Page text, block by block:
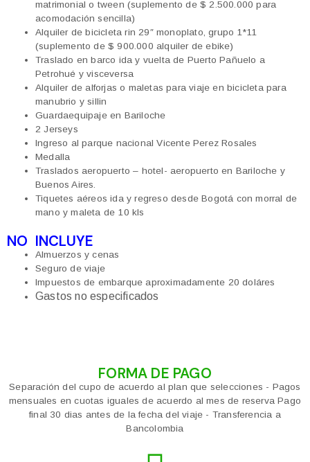
matrimonial o tween (suplemento de $ 2.500.000 para
acomodación sencilla)
Alquiler de bicicleta rin 29″ monoplato, grupo 1*11
(suplemento de $ 900.000 alquiler de ebike)
Traslado en barco ida y vuelta de Puerto Pañuelo a
Petrohué y visceversa
Alquiler de alforjas o maletas para viaje en bicicleta para
manubrio y sillin
Guardaequipaje en Bariloche
2 Jerseys
Ingreso al parque nacional Vicente Perez Rosales
Medalla
Traslados aeropuerto – hotel- aeropuerto en Bariloche y
Buenos Aires.
Tiquetes aéreos ida y regreso desde Bogotá con morral de
mano y maleta de 10 kls
NO INCLUYE
Almuerzos y cenas
Seguro de viaje
Impuestos de embarque aproximadamente 20 doláres
Gastos no especificados
FORMA DE PAGO
Separación del cupo de acuerdo al plan que selecciones - Pagos
mensuales en cuotas iguales de acuerdo al mes de reserva Pago
final 30 dias antes de la fecha del viaje - Transferencia a
Bancolombia